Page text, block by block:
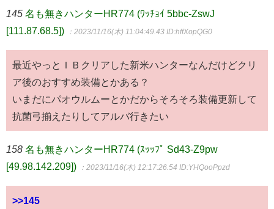
145 名も無きハンターHR774 (ﾜｯﾁｮｲ 5bbc-ZswJ
[111.87.68.5])
：2023/11/16(木) 11:04:49.43 ID:hffXopQG0
最近やっとＩＢクリアした新米ハンターなんだけどクリ
ア後のおすすめ装備とかある？
いまだにパオウルムーとかだからそろそろ装備更新して
抗菌弓揃えたりしてアルバ行きたい
158 名も無きハンターHR774 (ｽｯｯﾌﾟ Sd43-Z9pw
[49.98.142.209])
：2023/11/16(木) 12:17:26.54 ID:YHQooPpzd
>>145